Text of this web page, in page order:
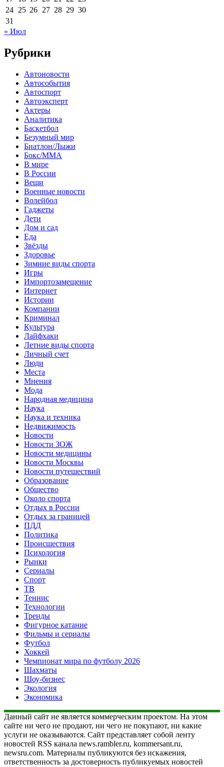
24 25 26 27 28 29 30
31
« Июл
Рубрики
Автоновости
Автособытия
Автоспорт
Автоэксперт
Актеры
Аналитика
Баскетбол
Безумный мир
Биатлон/Лыжи
Бокс/MMA
В мире
В России
Вещи
Военные новости
Волейбол
Гаджеты
Дети
Дом и сад
Еда
Звёзды
Здоровье
Зимние виды спорта
Игры
Импортозамещение
Интернет
Истории
Компании
Криминал
Культура
Лайфхаки
Летние виды спорта
Личный счет
Люди
Места
Мнения
Мода
Народная медицина
Наука
Наука и техника
Недвижимость
Новости
Новости ЗОЖ
Новости медицины
Новости Москвы
Новости путешествий
Образование
Общество
Около спорта
Отдых в России
Отдых за границей
ПДД
Политика
Происшествия
Психология
Рынки
Сериалы
Спорт
ТВ
Теннис
Технологии
Тренды
Фигурное катание
Фильмы и сериалы
Футбол
Хоккей
Чемпионат мира по футболу 2026
Шахматы
Шоу-бизнес
Экология
Экономика
Данный сайт не является коммерческим проектом. На этом
сайте ни чего не продают, ни чего не покупают, ни какие
услуги не оказываются. Сайт представляет собой ленту
новостей RSS канала news.rambler.ru, kommersant.ru,
newsru.com. Материалы публикуются без искажения,
ответственность за достоверность публикуемых новостей